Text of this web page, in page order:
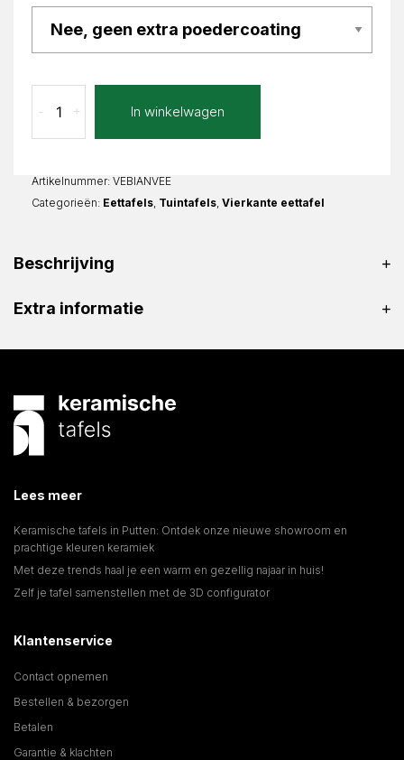
Extra
Bianca
aantal
+
- In winkelwagen
Artikelnummer: VEBIANVEE
Categorieën: Eettafels Tuintafels Vierkante eettafel
Beschrijving
Extra informatie
Lees meer
Keramische tafels in Putten: Ontdek onze nieuwe showroom en
prachtige kleuren keramiek
Met deze trends haal je een warm en gezellig najaar in huis!
Zelf je tafel samenstellen met de 3D configurator
Klantenservice
Contact opnemen
Bestellen & bezorgen
Betalen
Garantie & klachten